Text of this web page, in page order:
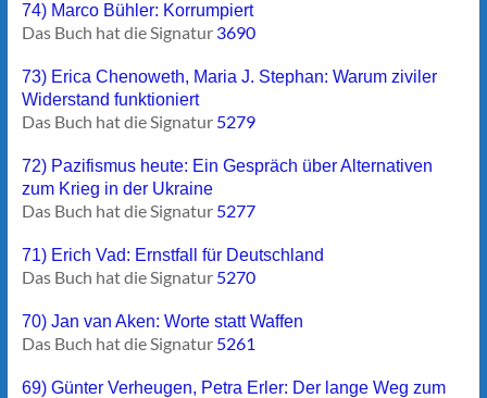
74) Marco Bühler: Korrumpiert
Das Buch hat die Signatur 3690
73) Erica Chenoweth, Maria J. Stephan: Warum ziviler
Widerstand funktioniert
Das Buch hat die Signatur 5279
72) Pazifismus heute: Ein Gespräch über Alternativen
zum Krieg in der Ukraine
Das Buch hat die Signatur 5277
71) Erich Vad: Ernstfall für Deutschland
Das Buch hat die Signatur 5270
70) Jan van Aken: Worte statt Waffen
Das Buch hat die Signatur 5261
69) Günter Verheugen, Petra Erler: Der lange Weg zum